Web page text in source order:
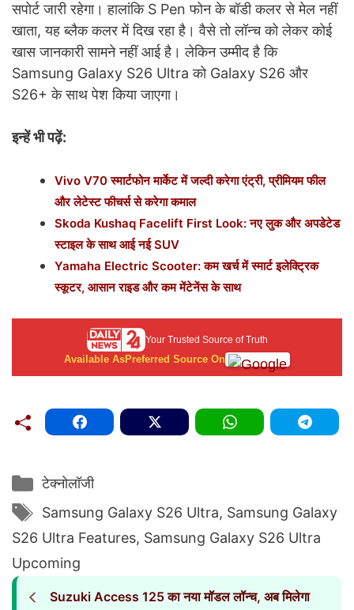
सपोर्ट जारी रहेगा। हालांकि S Pen फोन के बॉडी कलर से मेल नहीं
खाता, यह ब्लैक कलर में दिख रहा है। वैसे तो लॉन्च को लेकर कोई
खास जानकारी सामने नहीं आई है। लेकिन उम्मीद है कि
Samsung Galaxy S26 Ultra को Galaxy S26 और
S26+ के साथ पेश किया जाएगा।
इन्हें भी पढ़ें:
Vivo V70 स्मार्टफोन मार्केट में जल्दी करेगा एंट्री, प्रीमियम फील
और लेटेस्ट फीचर्स से करेगा कमाल
Skoda Kushaq Facelift First Look: नए लुक और अपडेटेड
स्टाइल के साथ आई नई SUV
Yamaha Electric Scooter: कम खर्च में स्मार्ट इलेक्ट्रिक
स्कूटर, आसान राइड और कम मेंटेनेंस के साथ
Your Trusted Source of Truth
Available AsPreferred Source On
Categories
टेक्नोलॉजी
Tags
Samsung Galaxy S26 Ultra, Samsung Galaxy
S26 Ultra Features, Samsung Galaxy S26 Ultra
Upcoming
Suzuki Access 125 का नया मॉडल लॉन्च, अब मिलेगा